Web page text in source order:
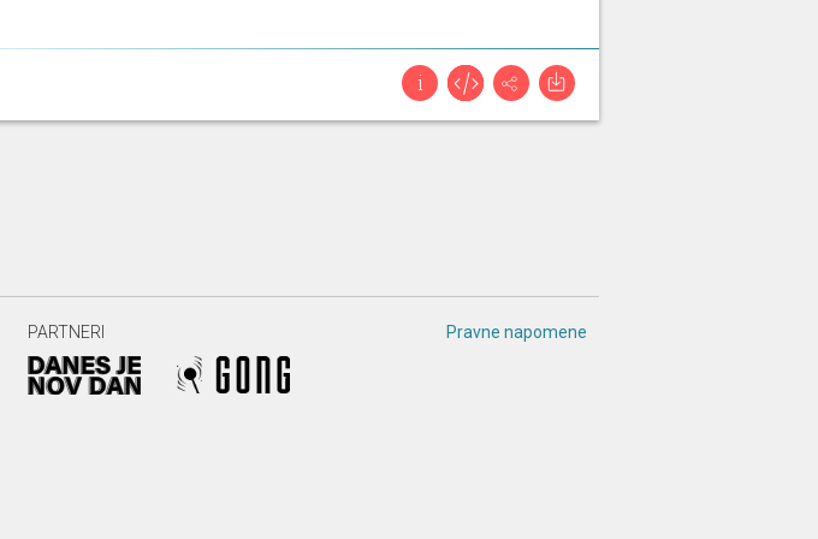
PARTNERI Pravne napomene